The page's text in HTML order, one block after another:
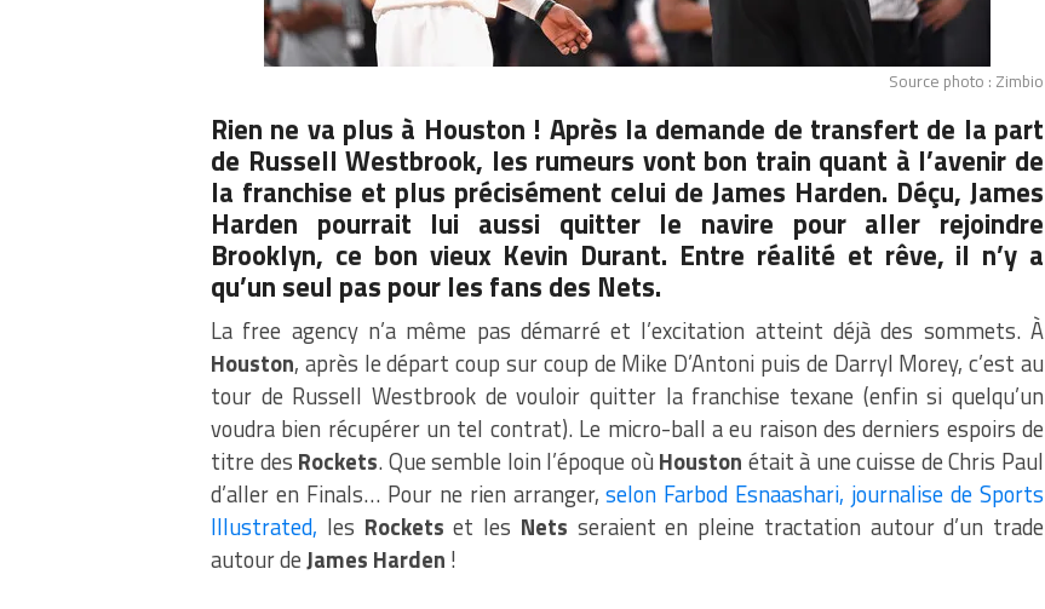
Source photo : Zimbio
Rien ne va plus à Houston ! Après la demande de transfert de la part
de Russell Westbrook, les rumeurs vont bon train quant à l’avenir de
la franchise et plus précisément celui de James Harden. Déçu, James
Harden pourrait lui aussi quitter le navire pour aller rejoindre
Brooklyn, ce bon vieux Kevin Durant. Entre réalité et rêve, il n’y a
qu’un seul pas pour les fans des Nets.
La free agency n’a même pas démarré et l’excitation atteint déjà des sommets. À
Houston, après le départ coup sur coup de Mike D’Antoni puis de Darryl Morey, c’est au
tour de Russell Westbrook de vouloir quitter la franchise texane (enfin si quelqu’un
voudra bien récupérer un tel contrat). Le micro-ball a eu raison des derniers espoirs de
titre des Rockets. Que semble loin l’époque où Houston était à une cuisse de Chris Paul
d’aller en Finals… Pour ne rien arranger,selon Farbod Esnaashari, journalise de Sports
Illustrated, les Rockets et les Nets seraient en pleine tractation autour d’un trade
autour deJames Harden !